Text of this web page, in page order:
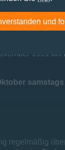
1991 als
regelmäßig
und